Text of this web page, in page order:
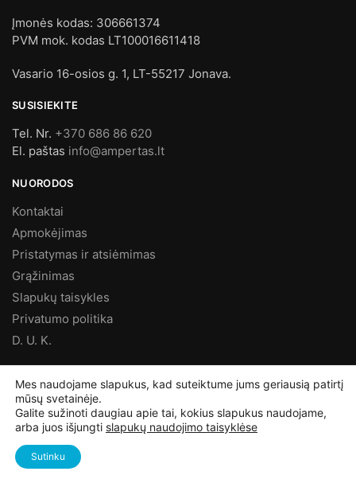
Įmonės kodas: 306661374
PVM mok. kodas LT100016611418
Vasario 16-osios g. 1, LT-55217 Jonava.
SUSISIEKITE
Tel. Nr. +370 686 86 620
El. paštas info@ampertas.lt
NUORODOS
Kontaktai
Apmokėjimas
Pristatymas ir atsiėmimas
Grąžinimas
Slapukų taisykles
Privatumo politika
D. U. K.
©Ampertas.lt2025, Visos teisės saugomos
Mes naudojame slapukus, kad suteiktume jums geriausią patirtį
mūsų svetainėje.
Galite sužinoti daugiau apie tai, kokius slapukus naudojame,
arba juos išjungti slapukų naudojimo taisyklėse
Sutinku